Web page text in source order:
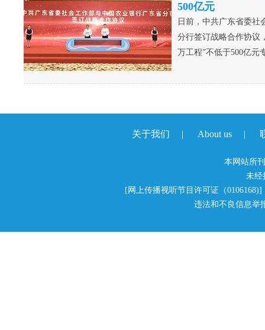
500亿元
日前，中共广东省委社
分行签订战略合作协议
万工程”不低于500亿元
关于我们 | About us |
本网站所
未经
[ 网上传播视听节目许可证（0106168)]
违法和不良信息举